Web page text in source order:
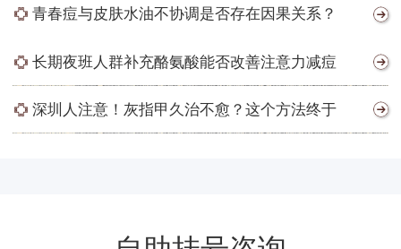
青春痘与皮肤水油不协调是否存在因果关系？
长期夜班人群补充酪氨酸能否改善注意力减痘
深圳人注意！灰指甲久治不愈？这个方法终于